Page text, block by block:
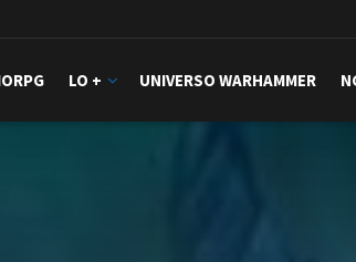
LO + UNIVERSO WARHAMMER